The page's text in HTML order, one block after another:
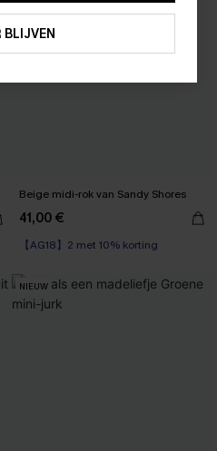
Beige midi-rok van Sandy Shores
41,00 €
【AG18】2 met 10% korting
NIEUW
BLIJVEN